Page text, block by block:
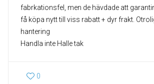
fabrkationsfel, men de hävdade att
få köpa nytt till viss rabatt + dyr frakt.
hantering
Handla inte Halle tak
0